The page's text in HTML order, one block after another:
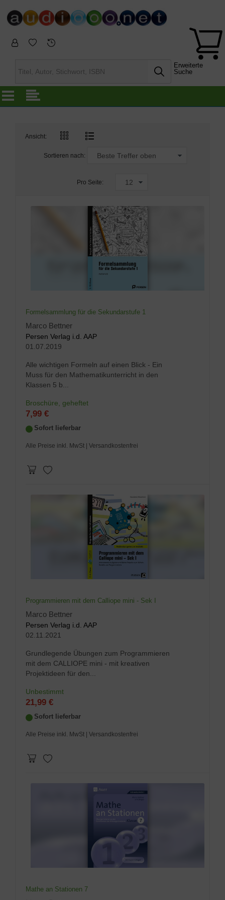
Erweiterte
Suche
Ansicht:
Sortieren nach:
Pro Seite:
Formelsammlung für die Sekundarstufe 1
Marco Bettner
Persen Verlag i.d. AAP
01.07.2019
Alle wichtigen Formeln auf einen Blick - Ein
Muss für den Mathematikunterricht in den
Klassen 5 b...
Broschüre, geheftet
7,99 €
Sofort lieferbar
Alle Preise inkl. MwSt | Versandkostenfrei
Programmieren mit dem Calliope mini - Sek I
Marco Bettner
Persen Verlag i.d. AAP
02.11.2021
Grundlegende Übungen zum Programmieren
mit dem CALLIOPE mini - mit kreativen
Projektideen für den...
Unbestimmt
21,99 €
Sofort lieferbar
Alle Preise inkl. MwSt | Versandkostenfrei
Mathe an Stationen 7